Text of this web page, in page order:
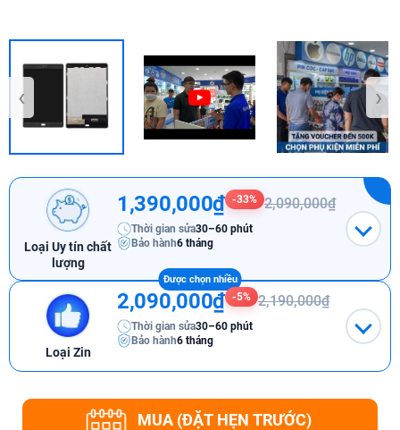
‹ ›
Loại Uy tín chất
lượng
1,390,000₫ -33% 2,090,000₫
Thời gian sửa30–60 phút
Bảo hành6 tháng
Loại Zin
2,090,000₫ -5% 2,190,000₫
Thời gian sửa30–60 phút
Bảo hành6 tháng
MUA (ĐẶT HẸN TRƯỚC)